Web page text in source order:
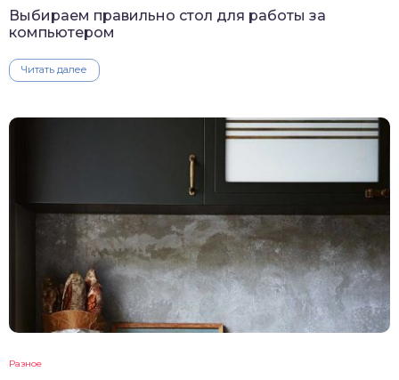
Выбираем правильно стол для работы за
компьютером
Читать далее
Разное